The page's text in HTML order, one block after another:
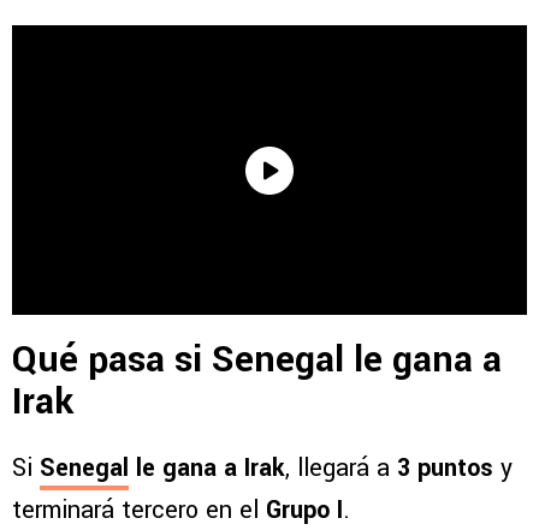
Qué pasa si Senegal le gana a
Irak
Si Senegal le gana a Irak, llegará a 3 puntos y
terminará tercero en el Grupo I.